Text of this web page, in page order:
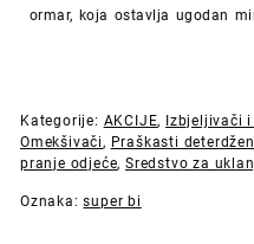
ormar, koja ostavlja ugodan
Kategorije: AKCIJE, Izbjeljivači
Omekšivači, Praškasti
pranje odjeće,Sredstvo za
Oznaka:super bi